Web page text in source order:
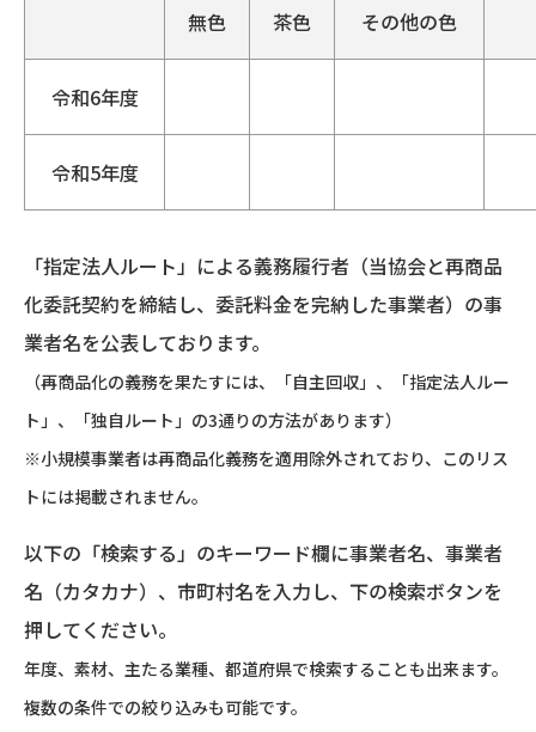
無色
茶色 その他の色
令和6年度
令和5年度
「指定法人ルート」による義務履行者（当協会と再商品
化委託契約を締結し、委託料金を完納した事業者）の事
業者名を公表しております。
（再商品化の義務を果たすには、「自主回収」、「指定法人ルー
ト」、「独自ルート」の3通りの方法があります）
※小規模事業者は再商品化義務を適用除外されており、このリス
トには掲載されません。
以下の「検索する」のキーワード欄に事業者名、事業者
名（カタカナ）、市町村名を入力し、下の検索ボタンを
押してください。
年度、素材、主たる業種、都道府県で検索することも出来ます。
複数の条件での絞り込みも可能です。